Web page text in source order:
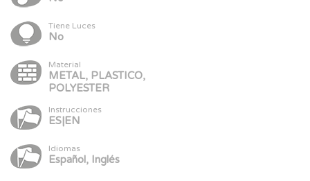
Tiene Luces
No
Material
METAL, PLASTICO,
POLYESTER
Instrucciones
ES|EN
Idiomas
Español, Inglés